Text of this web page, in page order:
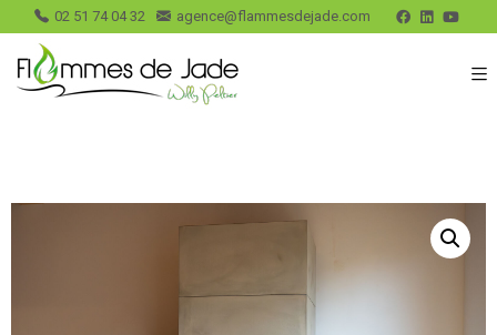
02 51 74 04 32 agence@flammesdejade.com